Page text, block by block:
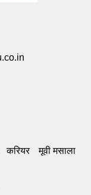
करियर मूवी मसाला